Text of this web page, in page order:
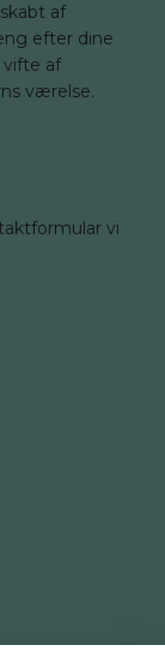
af
efter dine
vifte af
værelse.
vi